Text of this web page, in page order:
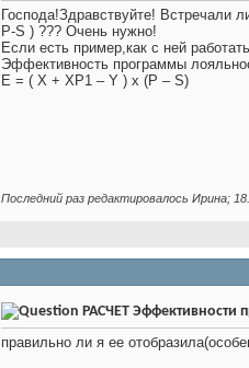
Господа!Здравствуйте! Встречали
P-S ) ??? Очень нужно!
Если есть пример,как с ней
Эффективность программы
E = ( X + XP1 – Y ) x (P – S)
Последний раз редактировалось Иринa;
РАСЧЕТ Эффективности
правильно ли я ее